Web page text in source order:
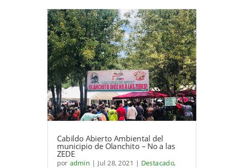
Cabildo Abierto Ambiental del
municipio de Olanchito – No a las
ZEDE
por admin | Jul 28, 2021 | Destacado,